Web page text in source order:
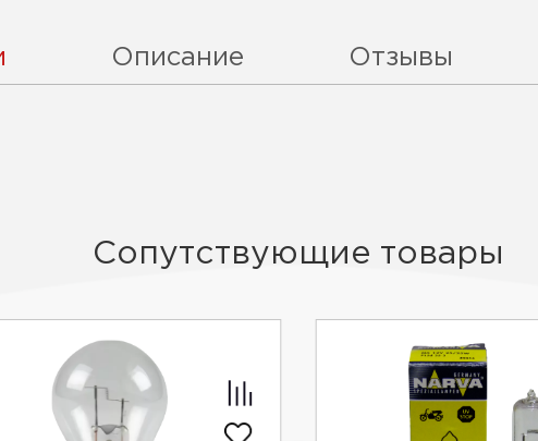
Описание Отзывы
Сопутствующие товары